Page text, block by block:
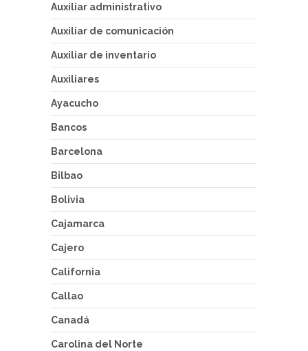
Auxiliar administrativo
Auxiliar de comunicación
Auxiliar de inventario
Auxiliares
Ayacucho
Bancos
Barcelona
Bilbao
Bolivia
Cajamarca
Cajero
California
Callao
Canadá
Carolina del Norte